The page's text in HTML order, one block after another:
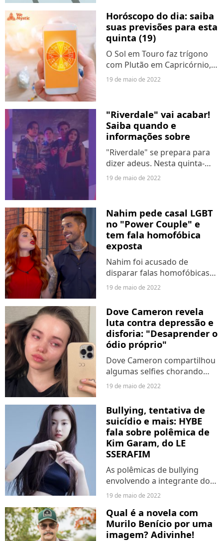
normalidade - se é que ela
voltará a existir. Nesse
período de adaptação, as...
Horóscopo do dia: saiba
suas previsões para esta
quinta (19)
O Sol em Touro faz trígono
com Plutão em Capricórnio,
isso trará um enorme poder
situações mais complicadas
na sua vida, o...
19 de maio de 2022
"Riverdale" vai acabar!
Saiba quando e
informações sobre
"Riverdale" se prepara para
dizer adeus. Nesta quinta-
feira (19), a CW, empresa
próximo. Depois de renovar a
produção com Cole
Sprouse,...
19 de maio de 2022
Nahim pede casal LGBT
no "Power Couple" e
tem fala homofóbica
exposta
Nahim foi acusado de
disparar falas homofóbicas
contra Matheus Sampaio no
formação da última D.R,
nesta quarta-feira (18), o
cantor brasileiro pediu por
casais LGBTQIA+...
19 de maio de 2022
Dove Cameron revela
luta contra depressão e
disforia: "Desaprender o
ódio próprio"
Dove Cameron compartilhou
algumas selfies chorando
enquanto detalhava na
depressão e disforia. Em
desabafo feito na última
quarta-feira (18), a ex-
estrela...
19 de maio de 2022
Bullying, tentativa de
suicídio e mais: HYBE
fala sobre polêmica de
Kim Garam, do LE
SSERAFIM
As polêmicas de bullying
envolvendo a integrante do
LE SSERAFIM, Kim Garam,
empresa de advocacia, que
representa a suposta vítima,
fez um longo
19 de maio de 2022
Qual é a novela com
Murilo Benício por uma
imagem? Adivinhe!